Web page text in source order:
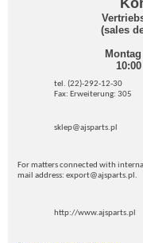
(sales
tel. (22)-292-12-30
Fax: Erweiterung: 305
sklep@ajsparts.pl
For matters connected with
mail address: export@ajsparts.pl.
http://www.ajsparts.pl